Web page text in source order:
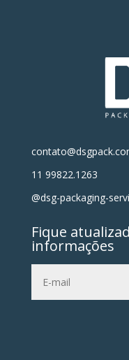
11 99822.1263
@dsg-packaging-
Fique
informações